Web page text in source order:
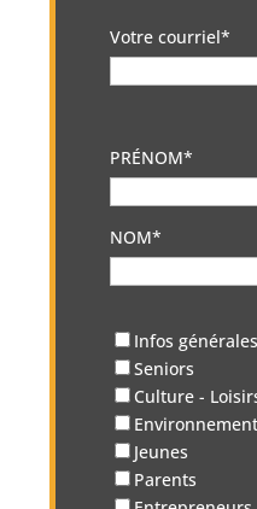
Votre courriel*
PRÉNOM*
NOM*
Infos générales
Seniors
Culture -
Environnement
Jeunes
Parents